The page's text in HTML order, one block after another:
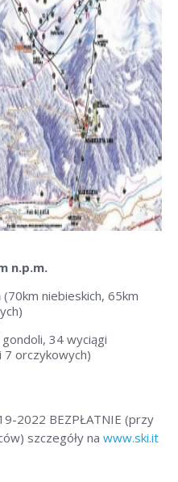
n.p.m.
(70km niebieskich, 65km
34 wyciągi
7 orczykowych)
2022 BEZPŁATNIE (przy
szczegóły na www.ski.it